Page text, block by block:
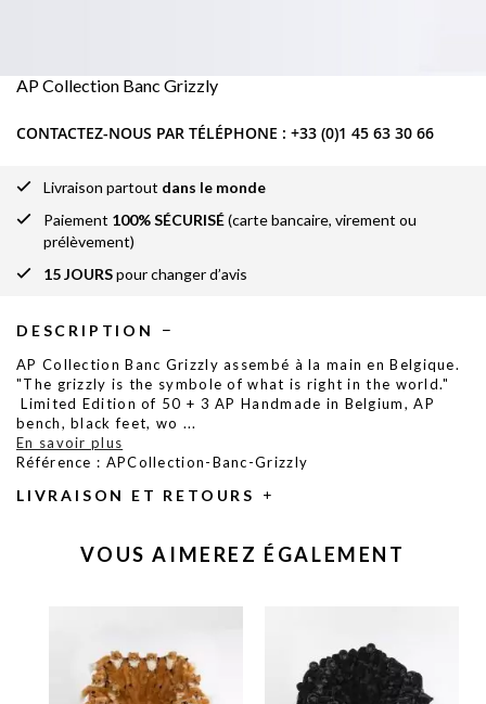
AP Collection Banc Grizzly
CONTACTEZ-NOUS PAR TÉLÉPHONE : +33 (0)1 45 63 30 66
Livraison partout dans le monde
Paiement 100% SÉCURISÉ(carte bancaire, virement ou
prélèvement)
15 JOURSpour changer d’avis
DESCRIPTION
AP Collection Banc Grizzly assembé à la main en Belgique.
"The grizzly is the symbole of what is right in the world."
Limited Edition of 50 + 3 AP Handmade in Belgium, AP
bench, black feet, wo ...
En savoir plus
Référence : APCollection-Banc-Grizzly
LIVRAISON ET RETOURS
VOUS AIMEREZ ÉGALEMENT